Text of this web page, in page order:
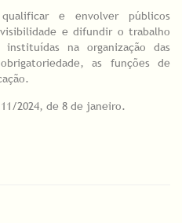
e envolver públicos
e difundir o trabalho
na organização das
as funções de
2024, de 8 de janeiro.